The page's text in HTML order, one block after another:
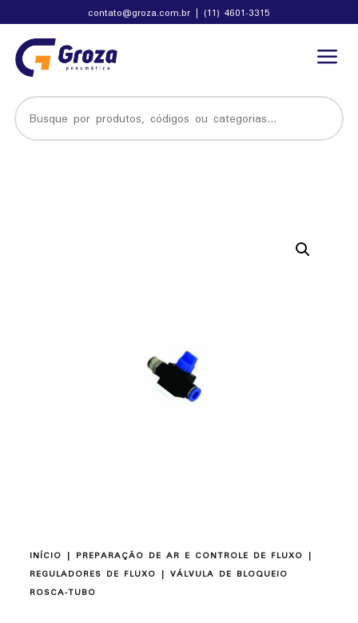
contato@groza.com.br | (11) 4601-3315
a
INÍCIO | PREPARAÇÃO DE AR E CONTROLE DE FLUXO |
REGULADORES DE FLUXO | VÁLVULA DE BLOQUEIO
ROSCA-TUBO